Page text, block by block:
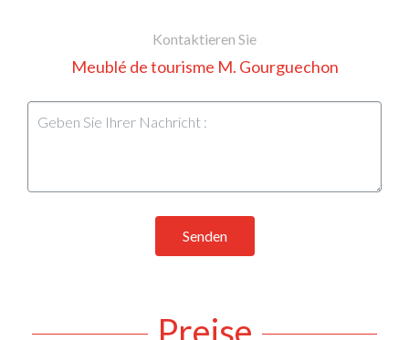
Kontaktieren Sie
Meublé de tourisme M. Gourguechon
Senden
Preise